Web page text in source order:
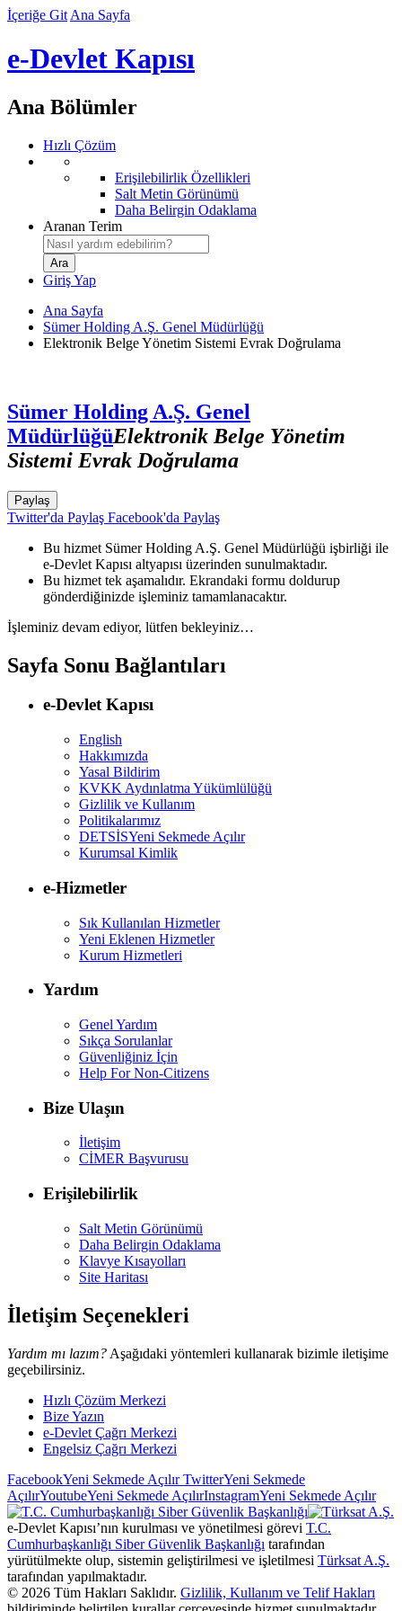
İçeriğe Git Ana Sayfa
e-Devlet Kapısı
Ana Bölümler
Hızlı Çözüm
Erişilebilirlik Özellikleri
Salt Metin Görünümü
Daha Belirgin Odaklama
Aranan Terim
Giriş Yap
Ana Sayfa
Sümer Holding A.Ş. Genel Müdürlüğü
Elektronik Belge Yönetim Sistemi Evrak Doğrulama
Sümer Holding A.Ş. Genel
MüdürlüğüElektronik Belge Yönetim
Sistemi Evrak Doğrulama
Paylaş
Twitter'da Paylaş Facebook'da Paylaş
Bu hizmet Sümer Holding A.Ş. Genel Müdürlüğü işbirliği ile
e-Devlet Kapısı altyapısı üzerinden sunulmaktadır.
Bu hizmet tek aşamalıdır. Ekrandaki formu doldurup
gönderdiğinizde işleminiz tamamlanacaktır.
İşleminiz devam ediyor, lütfen bekleyiniz…
Sayfa Sonu Bağlantıları
e-Devlet Kapısı
English
Hakkımızda
Yasal Bildirim
KVKK Aydınlatma Yükümlülüğü
Gizlilik ve Kullanım
Politikalarımız
DETSİSYeni Sekmede Açılır
Kurumsal Kimlik
e-Hizmetler
Sık Kullanılan Hizmetler
Yeni Eklenen Hizmetler
Kurum Hizmetleri
Yardım
Genel Yardım
Sıkça Sorulanlar
Güvenliğiniz İçin
Help For Non-Citizens
Bize Ulaşın
İletişim
CİMER Başvurusu
Erişilebilirlik
Salt Metin Görünümü
Daha Belirgin Odaklama
Klavye Kısayolları
Site Haritası
İletişim Seçenekleri
Yardım mı lazım? Aşağıdaki yöntemleri kullanarak bizimle iletişime
geçebilirsiniz.
Hızlı Çözüm Merkezi
Bize Yazın
e-Devlet Çağrı Merkezi
Engelsiz Çağrı Merkezi
FacebookYeni Sekmede AçılırTwitterYeni Sekmede
AçılırYoutubeYeni Sekmede AçılırInstagramYeni Sekmede Açılır
e-Devlet Kapısı’nın kurulması ve yönetilmesi görevi T.C.
Cumhurbaşkanlığı Siber Güvenlik Başkanlığı tarafından
yürütülmekte olup, sistemin geliştirilmesi ve işletilmesi Türksat A.Ş.
tarafından yapılmaktadır.
© 2026 Tüm Hakları Saklıdır. Gizlilik, Kullanım ve Telif Hakları